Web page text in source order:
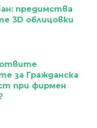
предимства
3D облицовки
за Гражданска
при фирмен